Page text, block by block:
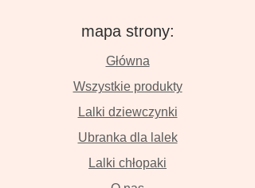
mapa strony:
Główna
Wszystkie produkty
Lalki dziewczynki
Ubranka dla lalek
Lalki chłopaki